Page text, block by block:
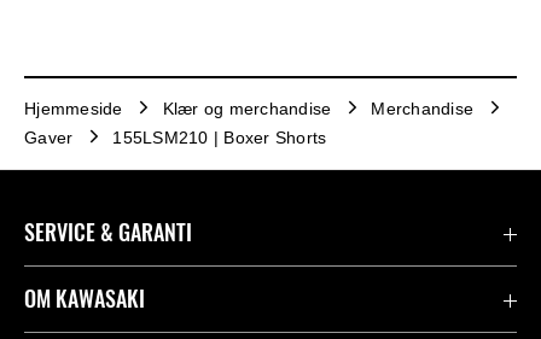
Hjemmeside Klær og merchandise
Merchandise
Gaver
155LSM210 | Boxer Shorts
SERVICE & GARANTI
Garanti
OM KAWASAKI